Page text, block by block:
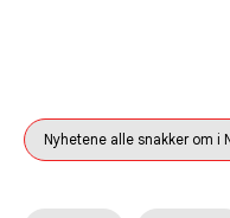
Nyhetene alle snakker om i